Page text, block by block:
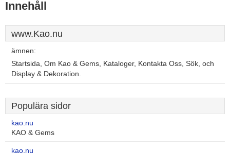
Innehåll
www.Kao.nu
ämnen:
Startsida, Om Kao & Gems, Kataloger, Kontakta Oss, Sök, och
Display & Dekoration.
Populära sidor
kao.nu
KAO & Gems
kao.nu